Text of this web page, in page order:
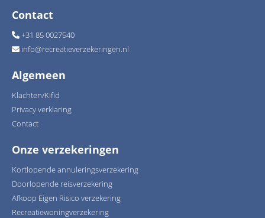
Contact
+31 85 0027540
info@recreatieverzekeringen.nl
Algemeen
Klachten/Kifid
Privacy verklaring
Contact
Onze verzekeringen
Kortlopende annuleringsverzekering
Doorlopende reisverzekering
Afkoop Eigen Risico verzekering
Recreatiewoningverzekering